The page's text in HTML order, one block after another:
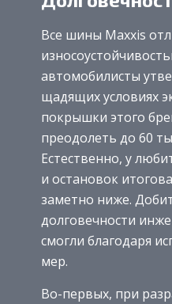
Все шины Maxxis
автомобилисты
щадящих условиях
покрышки этого
преодолеть до 60
Естественно, у
и остановок
заметно ниже.
долговечности
смогли благодаря
мер.
Во-первых, при